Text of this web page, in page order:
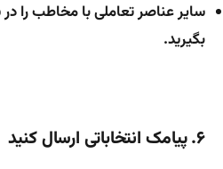
سایر عناصر تعاملی با مخاطب را
بگیرید.
۶. پیامک انتخاباتی ارسال کنید